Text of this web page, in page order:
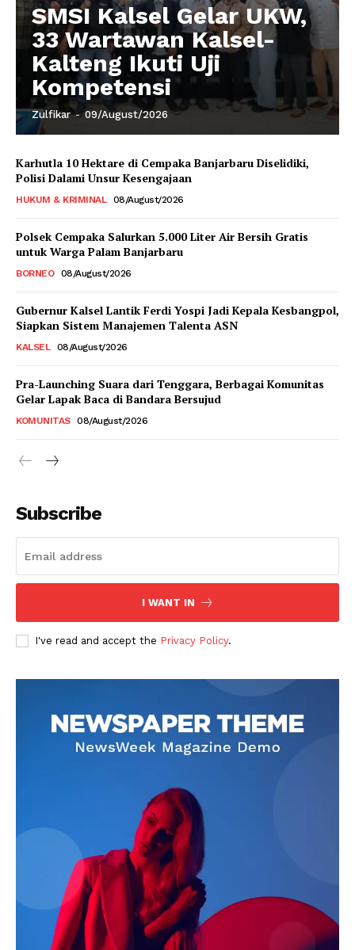
SMSI Kalsel Gelar UKW,
33 Wartawan Kalsel-
Kalteng Ikuti Uji
Kompetensi
Zulfikar - 09/August/2026
Karhutla 10 Hektare di Cempaka Banjarbaru Diselidiki,
Polisi Dalami Unsur Kesengajaan
HUKUM & KRIMINAL 08/August/2026
Polsek Cempaka Salurkan 5.000 Liter Air Bersih Gratis
untuk Warga Palam Banjarbaru
BORNEO 08/August/2026
Gubernur Kalsel Lantik Ferdi Yospi Jadi Kepala Kesbangpol,
Siapkan Sistem Manajemen Talenta ASN
KALSEL 08/August/2026
Pra-Launching Suara dari Tenggara, Berbagai Komunitas
Gelar Lapak Baca di Bandara Bersujud
KOMUNITAS 08/August/2026
Subscribe
I WANT IN
I've read and accept the Privacy Policy.